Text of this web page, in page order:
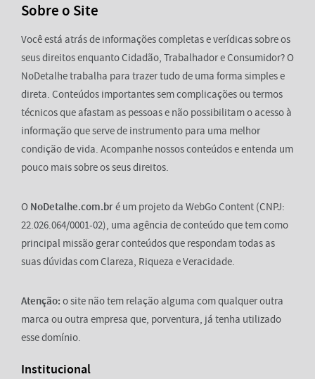
Sobre o Site
Você está atrás de informações completas e verídicas sobre os
seus direitos enquanto Cidadão, Trabalhador e Consumidor? O
NoDetalhe trabalha para trazer tudo de uma forma simples e
direta. Conteúdos importantes sem complicações ou termos
técnicos que afastam as pessoas e não possibilitam o acesso à
informação que serve de instrumento para uma melhor
condição de vida. Acompanhe nossos conteúdos e entenda um
pouco mais sobre os seus direitos.
O NoDetalhe.com.bré um projeto da WebGo Content (CNPJ:
22.026.064/0001-02), uma agência de conteúdo que tem como
principal missão gerar conteúdos que respondam todas as
suas dúvidas com Clareza, Riqueza e Veracidade.
Atenção: o site não tem relação alguma com qualquer outra
marca ou outra empresa que, porventura, já tenha utilizado
esse domínio.
Institucional